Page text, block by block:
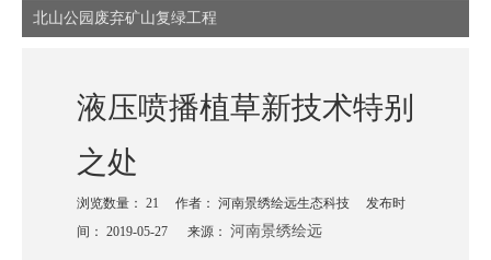
北山公园废弃矿山复绿工程
液压喷播植草新技术特别
之处
浏览数量： 21
作者： 河南景绣绘远生态科技 发布时
间： 2019-05-27 来源： 河南景绣绘远